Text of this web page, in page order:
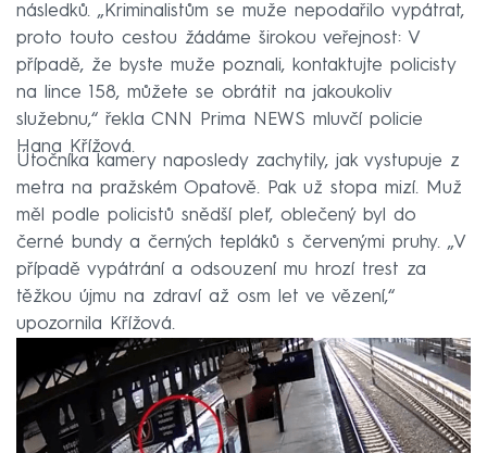
následků. „Kriminalistům se muže nepodařilo vypátrat,
proto touto cestou žádáme širokou veřejnost: V
případě, že byste muže poznali, kontaktujte policisty
na lince 158, můžete se obrátit na jakoukoliv
služebnu,“ řekla CNN Prima NEWS mluvčí policie
Hana Křížová.
Útočníka kamery naposledy zachytily, jak vystupuje z
metra na pražském Opatově. Pak už stopa mizí. Muž
měl podle policistů snědší pleť, oblečený byl do
černé bundy a černých tepláků s červenými pruhy. „V
případě vypátrání a odsouzení mu hrozí trest za
těžkou újmu na zdraví až osm let ve vězení,“
upozornila Křížová.